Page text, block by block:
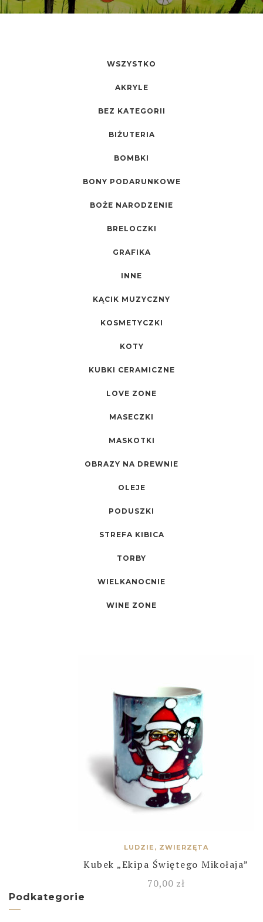
WSZYSTKO
AKRYLE
BEZ KATEGORII
BIŻUTERIA
BOMBKI
BONY PODARUNKOWE
BOŻE NARODZENIE
BRELOCZKI
GRAFIKA
INNE
KĄCIK MUZYCZNY
KOSMETYCZKI
KOTY
KUBKI CERAMICZNE
LOVE ZONE
MASECZKI
MASKOTKI
OBRAZY NA DREWNIE
OLEJE
PODUSZKI
STREFA KIBICA
TORBY
WIELKANOCNIE
WINE ZONE
LUDZIE, ZWIERZĘTA
Kubek „Ekipa Świętego Mikołaja”
70,00 zł
Podkategorie